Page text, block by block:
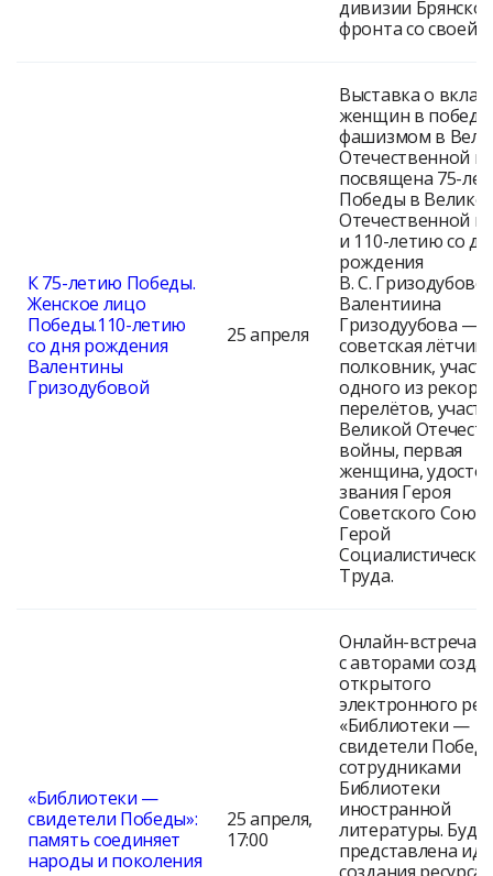
дивизии
фронта со своей
К 75-летию Победы.
Женское лицо
Победы.110-летию
со дня рождения
Валентины
Гризодубовой
25 апреля
Выставка о
женщин в победу
фашизмом в
Отечественной
посвящена 75-
Победы в
Отечественной
и 110-летию со
рождения
В. С.
Валентиина
Гризодуубова —
советская
полковник,
одного из
перелётов,
Великой
войны, первая
женщина,
звания Героя
Советского
Герой
Труда.
«Библиотеки —
свидетели Победы»:
память соединяет
народы и поколения
25 апреля,
17:00
Онлайн-встреча
с авторами
открытого
электронного
«Библиотеки —
свидетели
сотрудниками
Библиотеки
иностранной
литературы.
представлена